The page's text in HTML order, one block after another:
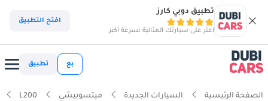
تطبيق دوبي كارز
اعثر على سيارتك المثالية بسرعة أكبر
افتح التطبيق
بع تطبيق
الصفحة الرئيسية السيارات الجديدة ميتسوبيشي L200